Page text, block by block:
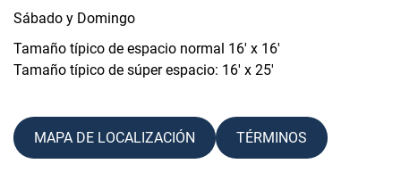
Sábado y Domingo
Tamaño típico de espacio normal 16′ x 16′
Tamaño típico de súper espacio: 16′ x 25′
MAPA DE LOCALIZACIÓN TÉRMINOS